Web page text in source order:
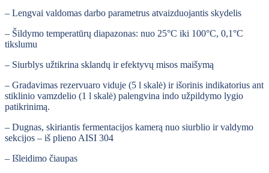
– Lengvai valdomas darbo parametrus atvaizduojantis skydelis
– Šildymo temperatūrų diapazonas: nuo 25°C iki 100°C, 0,1°C
tikslumu
– Siurblys užtikrina sklandų ir efektyvų misos maišymą
– Gradavimas rezervuaro viduje (5 l skalė) ir išorinis indikatorius ant
stiklinio vamzdelio (1 l skalė) palengvina indo užpildymo lygio
patikrinimą.
– Dugnas, skiriantis fermentacijos kamerą nuo siurblio ir valdymo
sekcijos – iš plieno AISI 304
– Išleidimo čiaupas